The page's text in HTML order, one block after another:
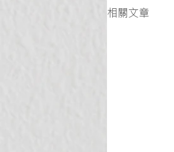
相關文章